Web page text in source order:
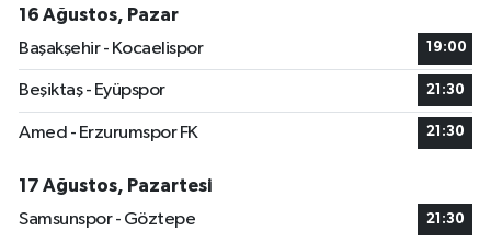
16 Ağustos, Pazar
Başakşehir - Kocaelispor
19:00
Beşiktaş - Eyüpspor 21:30
Amed - Erzurumspor FK 21:30
17 Ağustos, Pazartesi
Samsunspor - Göztepe
21:30